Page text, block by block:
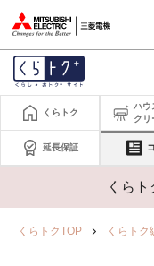
くらトク
ハウ
クリ
延長保証
くらト
くらトクTOP くらトク